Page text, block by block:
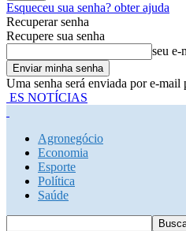
Esqueceu sua senha? obter ajuda
Recuperar senha
Recupere sua senha
seu e-
Uma senha será enviada por e-mail
ES NOTÍCIAS
Agronegócio
Economia
Esporte
Política
Saúde